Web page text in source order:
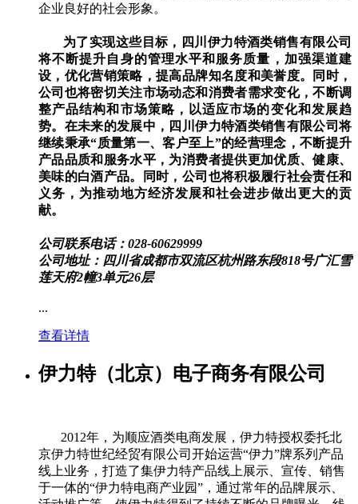
企业良好的社会形象。
为了实现这些目标，四川伊力特酒类销售有限公司
将不断提升自身的管理水平和服务质量，加强渠道建
设，优化营销策略，提高品牌知名度和美誉度。同时，
公司也将密切关注市场动态和消费者需求变化，不断调
整产品结构和市场策略，以适应市场的变化和发展趋
势。在未来的发展中，四川伊力特酒类销售有限公司将
继续秉承“质量第一、客户至上”的经营理念，不断提升
产品品质和服务水平，为消费者提供更加优质、健康、
美味的白酒产品。同时，公司也将积极履行社会责任和
义务，为推动地方经济发展和社会进步做出更大的贡
献。
公司联系电话：028-60629999
公司地址：四川省成都市双流区杭州路东段818号广汇雪
莲天府2幢3单元26层
...
查看详情
伊力特（北京）电子商务有限公司
2012年，为顺应酒类电商发展，伊力特授权委托北
京伊力特世纪经贸有限公司开始运营“伊力”牌系列产品
线上业务，打造了集伊力特产品线上展示、宣传、销售
于一体的“伊力特电商产业园”，通过常年的品牌展示、